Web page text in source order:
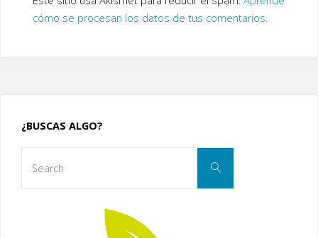
cómo se procesan los datos de tus comentarios.
¿BUSCAS ALGO?
Search